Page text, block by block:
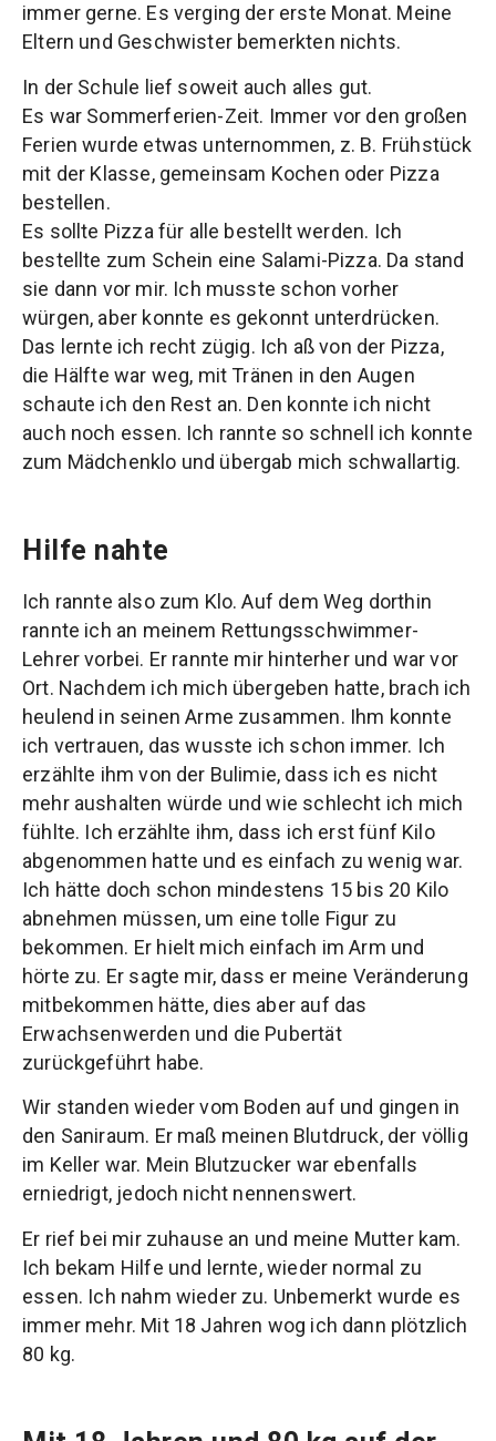
immer gerne. Es verging der erste Monat. Meine
Eltern und Geschwister bemerkten nichts.
In der Schule lief soweit auch alles gut.
Es war Sommerferien-Zeit. Immer vor den großen
Ferien wurde etwas unternommen, z. B. Frühstück
mit der Klasse, gemeinsam Kochen oder Pizza
bestellen.
Es sollte Pizza für alle bestellt werden. Ich
bestellte zum Schein eine Salami-Pizza. Da stand
sie dann vor mir. Ich musste schon vorher
würgen, aber konnte es gekonnt unterdrücken.
Das lernte ich recht zügig. Ich aß von der Pizza,
die Hälfte war weg, mit Tränen in den Augen
schaute ich den Rest an. Den konnte ich nicht
auch noch essen. Ich rannte so schnell ich konnte
zum Mädchenklo und übergab mich schwallartig.
Hilfe nahte
Ich rannte also zum Klo. Auf dem Weg dorthin
rannte ich an meinem Rettungsschwimmer-
Lehrer vorbei. Er rannte mir hinterher und war vor
Ort. Nachdem ich mich übergeben hatte, brach ich
heulend in seinen Arme zusammen. Ihm konnte
ich vertrauen, das wusste ich schon immer. Ich
erzählte ihm von der Bulimie, dass ich es nicht
mehr aushalten würde und wie schlecht ich mich
fühlte. Ich erzählte ihm, dass ich erst fünf Kilo
abgenommen hatte und es einfach zu wenig war.
Ich hätte doch schon mindestens 15 bis 20 Kilo
abnehmen müssen, um eine tolle Figur zu
bekommen. Er hielt mich einfach im Arm und
hörte zu. Er sagte mir, dass er meine Veränderung
mitbekommen hätte, dies aber auf das
Erwachsenwerden und die Pubertät
zurückgeführt habe.
Wir standen wieder vom Boden auf und gingen in
den Saniraum. Er maß meinen Blutdruck, der völlig
im Keller war. Mein Blutzucker war ebenfalls
erniedrigt, jedoch nicht nennenswert.
Er rief bei mir zuhause an und meine Mutter kam.
Ich bekam Hilfe und lernte, wieder normal zu
essen. Ich nahm wieder zu. Unbemerkt wurde es
immer mehr. Mit 18 Jahren wog ich dann plötzlich
80 kg.